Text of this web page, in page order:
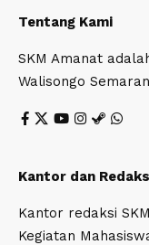
Tentang Kami
SKM Amanat
Walisongo
Kantor dan
Kantor redaksi
Kegiatan